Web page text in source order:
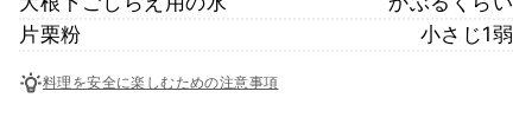
片栗粉
小さじ1弱
料理を安全に楽しむための注意事項